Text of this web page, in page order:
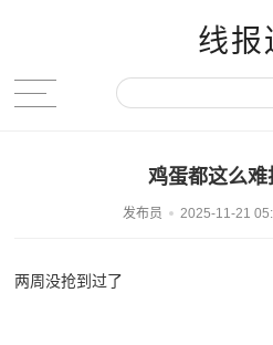
线报
鸡蛋都这么难
发布员 2025-11-21
两周没抢到过了